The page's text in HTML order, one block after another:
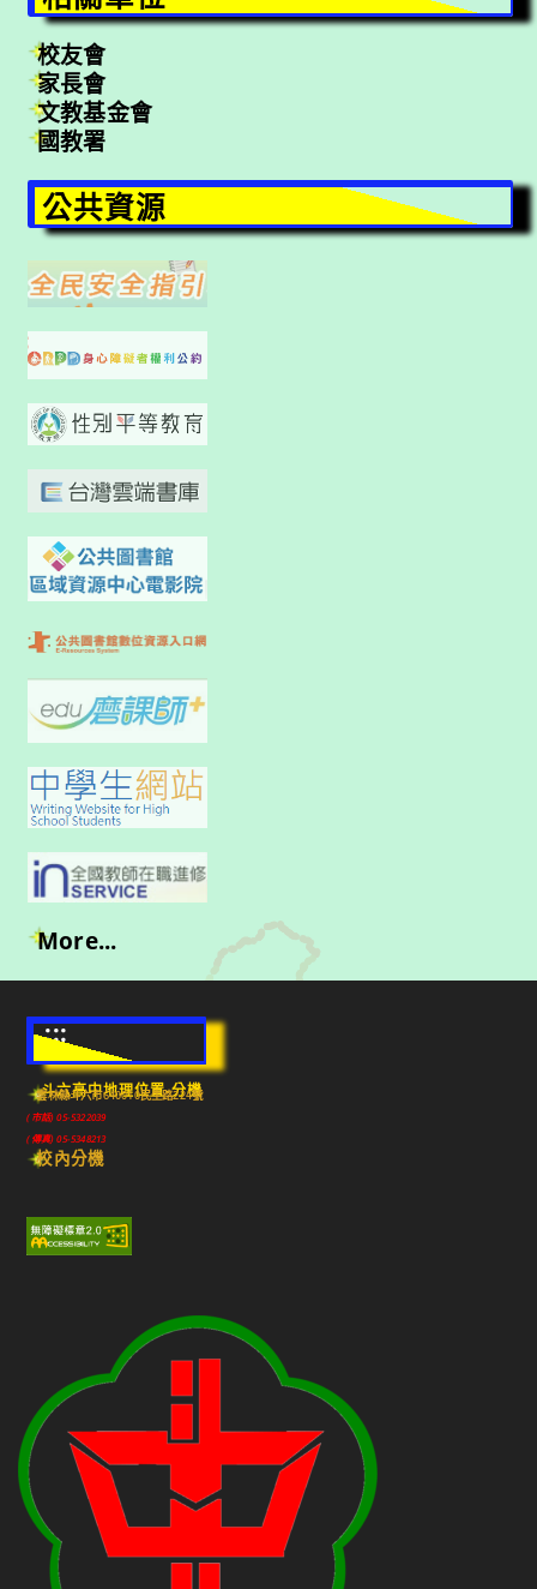
校友會
家長會
文教基金會
國教署
公共資源
More...
:::
斗六高中地理位置-分機
雲林縣斗六市640010民生路224號
(市話) 05-5322039
(傳真) 05-5348213
校內分機